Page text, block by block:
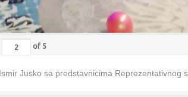
of 5
Jusko sa predstavnicima Reprezentativnog